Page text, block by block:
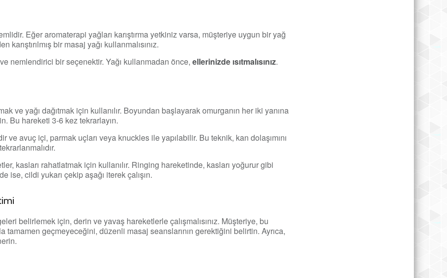
Eğer aromaterapi yağları karıştırma yetkiniz varsa, müşteriye uygun bir yağ
bir masaj yağı kullanmalısınız.
nemlendirici bir seçenektir. Yağı kullanmadan önce, ellerinizde ısıtmalısınız.
ve yağı dağıtmak için kullanılır. Boyundan başlayarak omurganın her iki yanına
Bu hareketi 3-6 kez tekrarlayın.
ve avuç içi, parmak uçları veya knuckles ile yapılabilir. Bu teknik, kan dolaşımını
kasları rahatlatmak için kullanılır. Ringing hareketinde, kasları yoğurur gibi
ise, cildi yukarı çekip aşağı iterek çalışın.
belirlemek için, derin ve yavaş hareketlerle çalışmalısınız. Müşteriye, bu
geçmeyeceğini, düzenli masaj seanslarının gerektiğini belirtin. Ayrıca,